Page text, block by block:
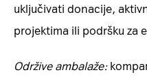
uključivati donacije,
projektima ili podršku za
Održive ambalaže: